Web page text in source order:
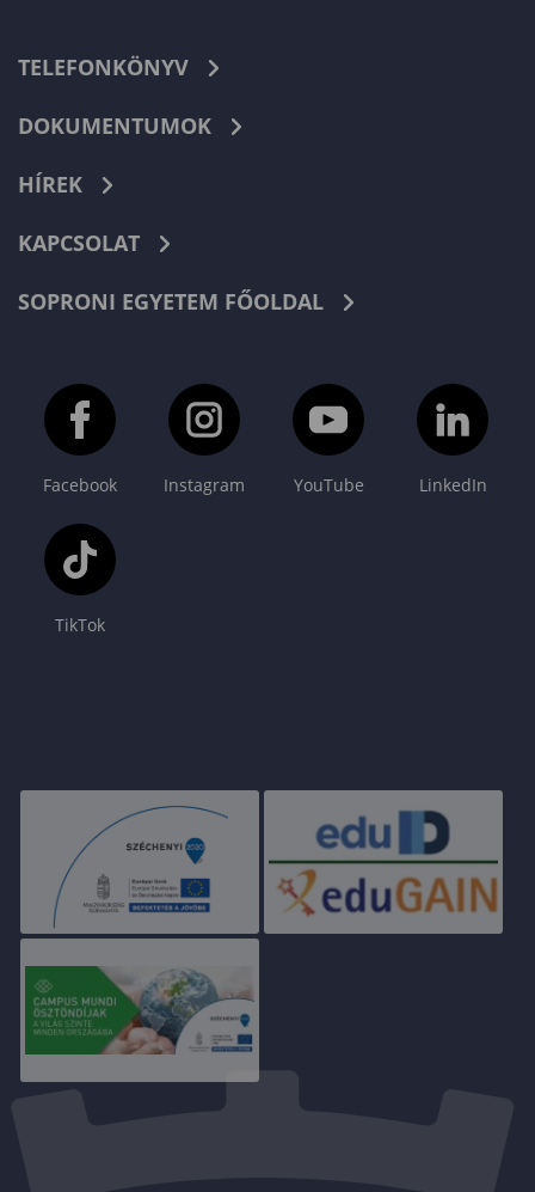
TELEFONKÖNYV
DOKUMENTUMOK
HÍREK
KAPCSOLAT
SOPRONI EGYETEM FŐOLDAL
Facebook Instagram YouTube LinkedIn
TikTok